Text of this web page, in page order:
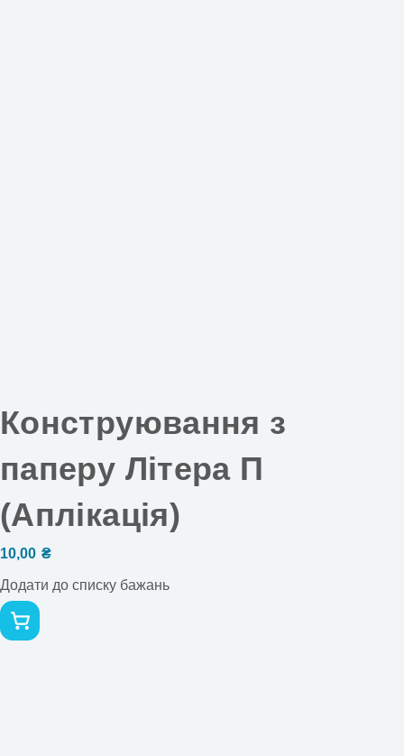
Конструювання з
паперу Літера П
(Аплікація)
10,00 ₴
Додати до списку бажань